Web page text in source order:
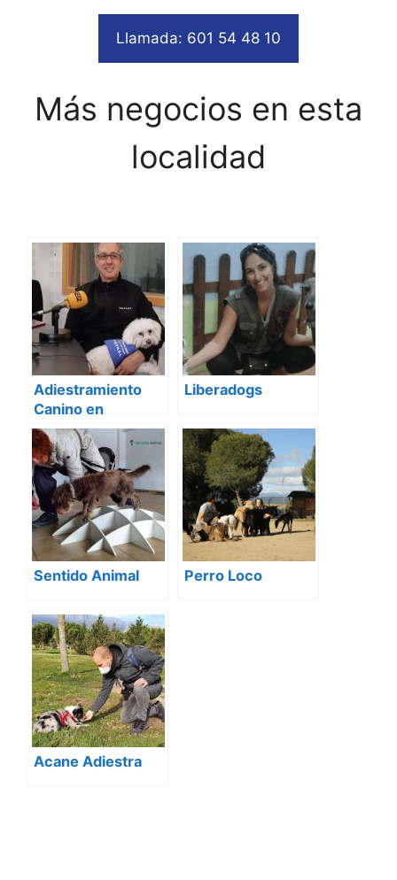
Llamada: 601 54 48 10
Más negocios en esta
localidad
Adiestramiento
Canino en
Alcorcón. Mi perro
también es mi
familia
Liberadogs
Sentido Animal Perro Loco
Acane Adiestra